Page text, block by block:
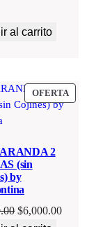
al carrito
OFERTA
2
(sin
by
El
$6,000.00El